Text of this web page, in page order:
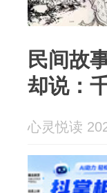
民间故
却说：
心灵悦读